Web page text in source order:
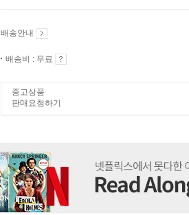
배송안내
배송비 : 무료
중고상품
판매요청하기